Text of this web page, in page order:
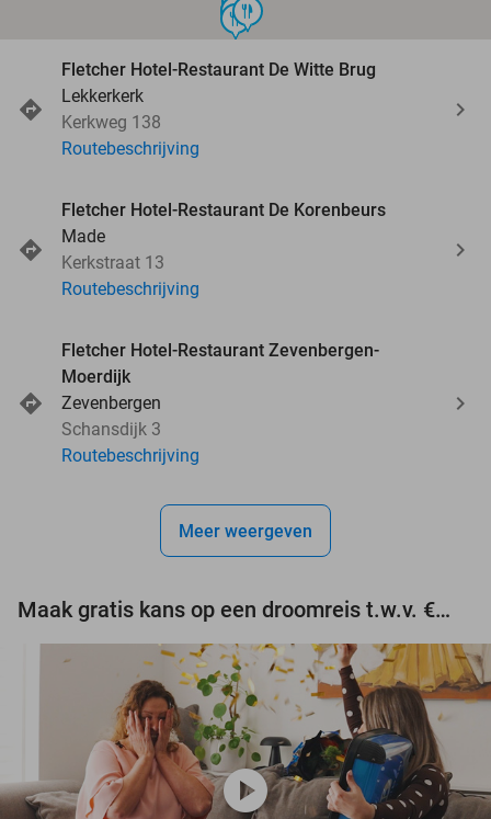
food
food
foodfood
Fletcher Hotel-Restaurant De Witte Brug
Lekkerkerk
Kerkweg 138
Routebeschrijving
Fletcher Hotel-Restaurant De Korenbeurs
Made
Kerkstraat 13
Routebeschrijving
Fletcher Hotel-Restaurant Zevenbergen-
Moerdijk
Zevenbergen
Schansdijk 3
Routebeschrijving
Meer weergeven
Maak gratis kans op een droomreis t.w.v. €3.000!
play_circle